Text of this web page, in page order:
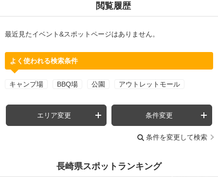
閲覧履歴
最近見たイベント&スポットページはありません。
よく使われる検索条件
キャンプ場 BBQ場 公園 アウトレットモール
エリア変更 条件変更
条件を変更して検索
長崎県スポットランキング